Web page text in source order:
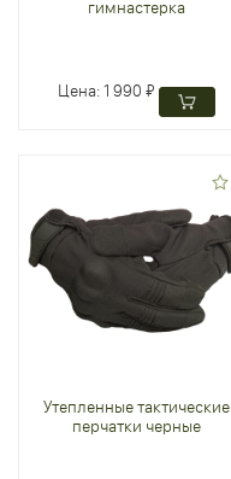
гимнастерка
Цена:1 990 ₽
Утепленные тактические
перчатки черные